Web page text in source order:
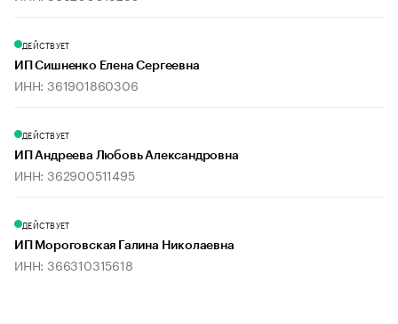
ДЕЙСТВУЕТ
ИП Сишненко Елена Сергеевна
ИНН: 361901860306
ДЕЙСТВУЕТ
ИП Андреева Любовь Александровна
ИНН: 362900511495
ДЕЙСТВУЕТ
ИП Мороговская Галина Николаевна
ИНН: 366310315618